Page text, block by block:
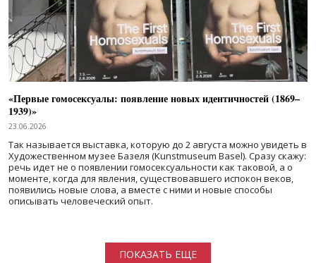
«Первые гомосексуалы: появление новых идентичностей (1869–
1939)»
23.06.2026
Так называется выставка, которую до 2 августа можно увидеть в
Художественном музее Базеля (Kunstmuseum Basel). Сразу скажу:
речь идет не о появлении гомосексуальности как таковой, а о
моменте, когда для явления, существовавшего испокон веков,
появились новые слова, а вместе с ними и новые способы
описывать человеческий опыт.
ПОКАЗАТЬ ЕЩЕ